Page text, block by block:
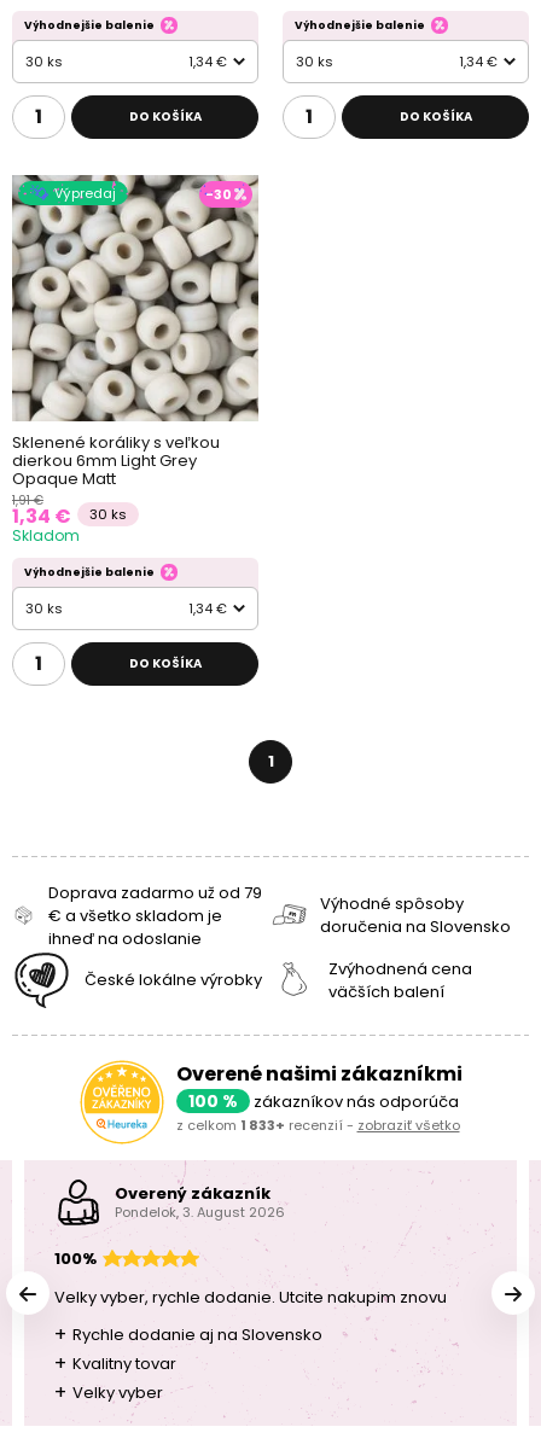
Výhodnejšie balenie
30 ks 1,34 €
DO KOŠÍKA
Výhodnejšie balenie
30 ks 1,34 €
DO KOŠÍKA
Výpredaj -30
Sklenené koráliky s veľkou
dierkou 6mm Light Grey
Opaque Matt
1,91 €
1,34 € 30 ks
Skladom
Výhodnejšie balenie
30 ks 1,34 €
DO KOŠÍKA
1
Doprava zadarmo už od 79
€ a všetko skladom je
ihneď na odoslanie
Výhodné spôsoby
doručenia na Slovensko
České lokálne výrobky
Zvýhodnená cena
väčších balení
Overené našimi zákazníkmi
100 % zákazníkov nás odporúča
z celkom 1 833+ recenzií - zobraziť všetko
Overený zákazník
Pondelok, 3. August 2026
100%
Velky vyber, rychle dodanie. Utcite nakupim znovu
+ Rychle dodanie aj na Slovensko
+ Kvalitny tovar
+ Velky vyber